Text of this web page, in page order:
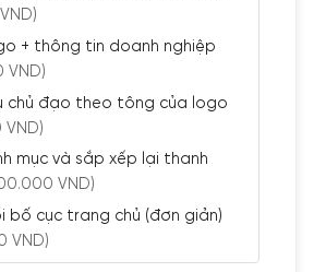
+ thông tin doanh nghiệp
VND)
chủ đạo theo tông của logo
VND)
mục và sắp xếp lại thanh
VND)
bố cục trang chủ (đơn giản)
VND)